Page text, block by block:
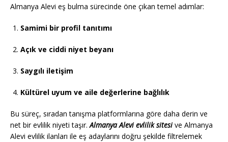
Almanya Alevi eş bulma sürecinde öne çıkan temel adımlar:
Samimi bir profil tanıtımı
Açık ve ciddi niyet beyanı
Saygılı iletişim
Kültürel uyum ve aile değerlerine bağlılık
Bu süreç, sıradan tanışma platformlarına göre daha derin ve
net bir evlilik niyeti taşır. Almanya Alevi evlilik sitesi ve Almanya
Alevi evlilik ilanları ile eş adaylarını doğru şekilde filtrelemek